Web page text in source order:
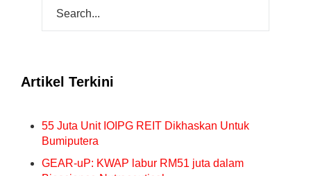
Artikel Terkini
55 Juta Unit IOIPG REIT Dikhaskan Untuk
Bumiputera
GEAR-uP: KWAP labur RM51 juta dalam